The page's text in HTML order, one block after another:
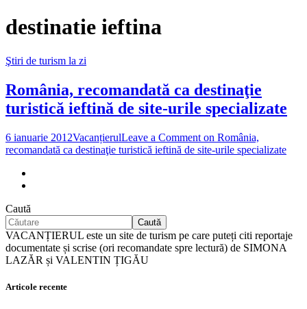
destinatie ieftina
Ştiri de turism la zi
România, recomandată ca destinaţie
turistică ieftină de site-urile specializate
6 ianuarie 2012VacanțierulLeave a Comment on România,
recomandată ca destinaţie turistică ieftină de site-urile specializate
Caută
Caută
VACANȚIERUL este un site de turism pe care puteți citi reportaje
documentate și scrise (ori recomandate spre lectură) de SIMONA
LAZĂR și VALENTIN ȚIGĂU
Articole recente